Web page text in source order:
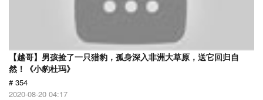
【越哥】男孩捡了一只猎豹，孤身深入非洲大草原，送它回归自
然！《小豹杜玛》
# 354
2020-08-20 04:17